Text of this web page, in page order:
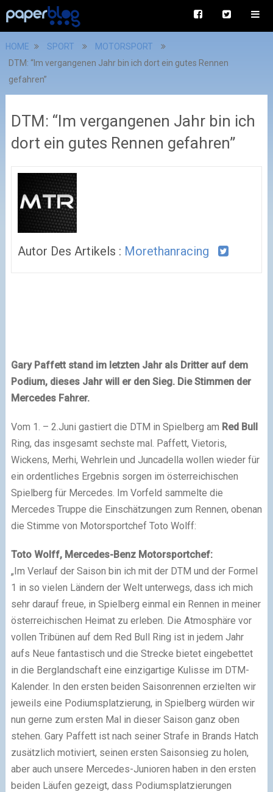
HOME SPORT
MOTORSPORT
DTM: “Im vergangenen Jahr bin ich dort ein gutes Rennen
gefahren”
DTM: “Im vergangenen Jahr bin ich
dort ein gutes Rennen gefahren”
Autor Des Artikels : Morethanracing
Gary Paffett stand im letzten Jahr als Dritter auf dem
Podium, dieses Jahr will er den Sieg. Die Stimmen der
Mercedes Fahrer.
Vom 1. – 2.Juni gastiert die DTM in Spielberg am Red Bull
Ring, das insgesamt sechste mal. Paffett, Vietoris,
Wickens, Merhi, Wehrlein und Juncadella wollen wieder für
ein ordentliches Ergebnis sorgen im österreichischen
Spielberg für Mercedes. Im Vorfeld sammelte die
Mercedes Truppe die Einschätzungen zum Rennen, obenan
die Stimme von Motorsportchef Toto Wolff:
Toto Wolff, Mercedes-Benz Motorsportchef:
„Im Verlauf der Saison bin ich mit der DTM und der Formel
1 in so vielen Ländern der Welt unterwegs, dass ich mich
sehr darauf freue, in Spielberg einmal ein Rennen in meiner
österreichischen Heimat zu erleben. Die Atmosphäre vor
vollen Tribünen auf dem Red Bull Ring ist in jedem Jahr
aufs Neue fantastisch und die Strecke bietet eingebettet
in die Berglandschaft eine einzigartige Kulisse im DTM-
Kalender. In den ersten beiden Saisonrennen erzielten wir
jeweils eine Podiumsplatzierung, in Spielberg würden wir
nun gerne zum ersten Mal in dieser Saison ganz oben
stehen. Gary Paffett ist nach seiner Strafe in Brands Hatch
zusätzlich motiviert, seinen ersten Saisonsieg zu holen,
aber auch unsere Mercedes-Junioren haben in den ersten
beiden Läufen gezeigt, dass Podiumsplatzierungen